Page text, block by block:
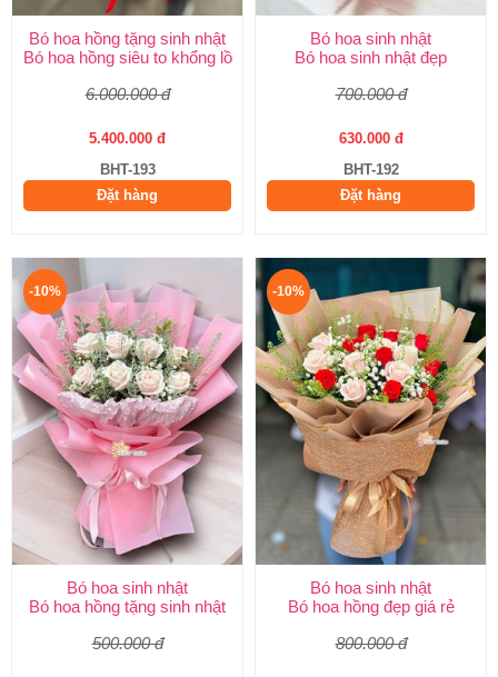
Bó hoa hồng tặng sinh nhật
Bó hoa hồng siêu to khổng lồ
6.000.000 đ
5.400.000 đ
BHT-193
Đặt hàng
Bó hoa sinh nhật
Bó hoa sinh nhật đẹp
700.000 đ
630.000 đ
BHT-192
Đặt hàng
-10%
Bó hoa sinh nhật
Bó hoa hồng tặng sinh nhật
500.000 đ
-10%
Bó hoa sinh nhật
Bó hoa hồng đẹp giá rẻ
800.000 đ